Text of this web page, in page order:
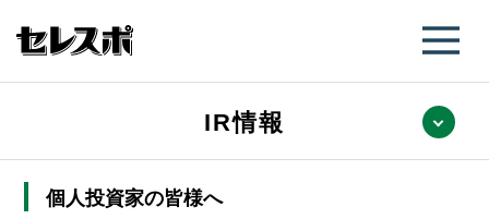
IR情報
個人投資家の皆様へ